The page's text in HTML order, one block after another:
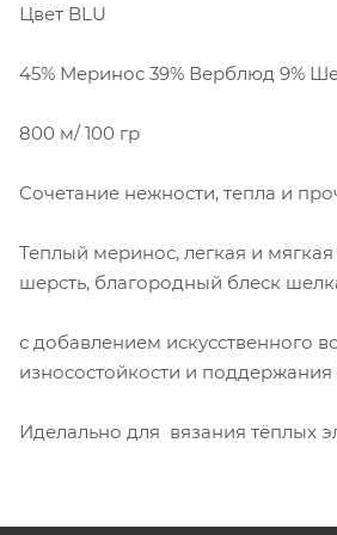
Цвет BLU
45% Меринос 39% Верблюд 9%
800 м/ 100 гр
Сочетание нежности, тепла и
Теплый меринос, легкая и
шерсть, благородный блеск
с добавлением искусственного
износостойкости и
Иделально для вязания тёплых